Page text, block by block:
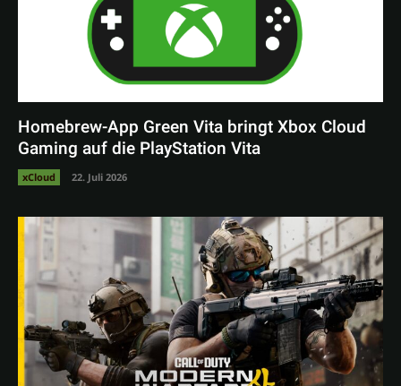
Homebrew-App Green Vita bringt Xbox Cloud
Gaming auf die PlayStation Vita
xCloud 22. Juli 2026